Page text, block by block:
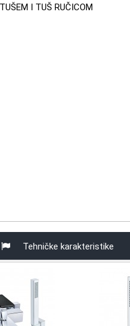
I TUŠ RUČICOM
Tehničke karakteristike